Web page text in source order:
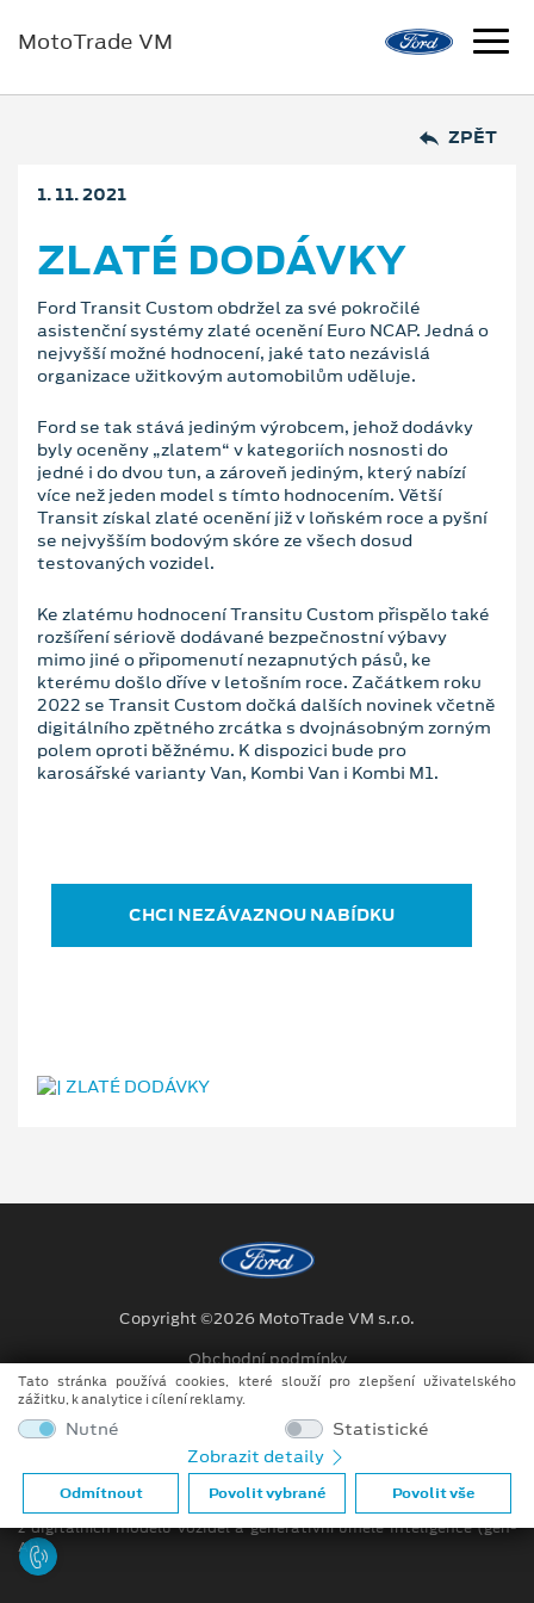
MotoTrade VM
ZPĚT
1. 11. 2021
ZLATÉ DODÁVKY
Ford Transit Custom obdržel za své pokročilé
asistenční systémy zlaté ocenění Euro NCAP. Jedná o
nejvyšší možné hodnocení, jaké tato nezávislá
organizace užitkovým automobilům uděluje.
Ford se tak stává jediným výrobcem, jehož dodávky
byly oceněny „zlatem“ v kategoriích nosnosti do
jedné i do dvou tun, a zároveň jediným, který nabízí
více než jeden model s tímto hodnocením. Větší
Transit získal zlaté ocenění již v loňském roce a pyšní
se nejvyšším bodovým skóre ze všech dosud
testovaných vozidel.
Ke zlatému hodnocení Transitu Custom přispělo také
rozšíření sériově dodávané bezpečnostní výbavy
mimo jiné o připomenutí nezapnutých pásů, ke
kterému došlo dříve v letošním roce. Začátkem roku
2022 se Transit Custom dočká dalších novinek včetně
digitálního zpětného zrcátka s dvojnásobným zorným
polem oproti běžnému. K dispozici bude pro
karosářské varianty Van, Kombi Van i Kombi M1.
CHCI NEZÁVAZNOU NABÍDKU
Copyright ©2026 MotoTrade VM s.r.o.
Obchodní podmínky
Ochrana osobních údajů
Prohlášení o zpracování údajů konečných zákazníků
Při tvorbě videí a obrázků na tomto webu je využíváno kombinace
tradičních fotografií či videí, počítačem generovaných snímků (CGI)
z digitálních modelů vozidel a generativní umělé inteligence (gen-
AI).
Tato stránka používá cookies, které slouží pro zlepšení uživatelského
zážitku, k analytice i cílení reklamy.
Nutné
Statistické
Zobrazit detaily
Odmítnout Povolit vybrané Povolit vše